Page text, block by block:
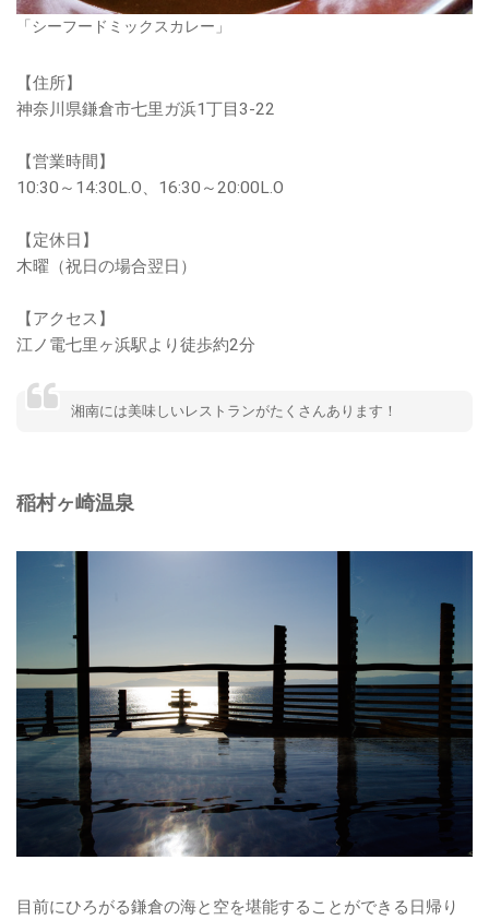
「シーフードミックスカレー」
【住所】
神奈川県鎌倉市七里ガ浜1丁目3-22
【営業時間】
10:30～14:30L.O、16:30～20:00L.O
【定休日】
木曜（祝日の場合翌日）
【アクセス】
江ノ電七里ヶ浜駅より徒歩約2分
湘南には美味しいレストランがたくさんあります！
稲村ヶ崎温泉
目前にひろがる鎌倉の海と空を堪能することができる日帰り